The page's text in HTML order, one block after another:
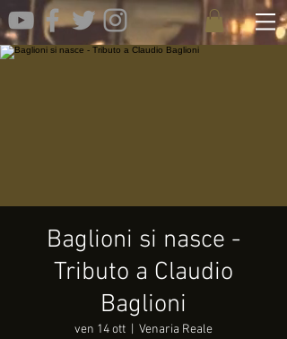
Baglioni si nasce -
Tributo a Claudio
Baglioni
ven 14 ott Venaria Reale